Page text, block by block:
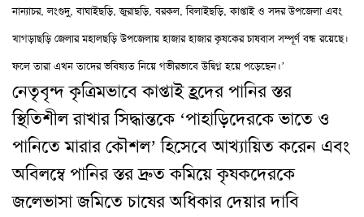
নান্যাচর, লংগুদু, বাঘাইছড়ি, জুরাছড়ি, বরকল, বিলাইছড়ি, কাপ্তাই ও সদর উপজেলা এবং
খাগড়াছড়ি জেলার মহালছড়ি উপজেলায় হাজার হাজার কৃষকের চাষবাস সম্পূর্ণ বন্ধ রয়েছে।
ফলে তারা এখন তাদের ভবিষ্যত নিয়ে গভীরভাবে উদ্বিগ্ন হয়ে পড়েছেন।’
নেতৃবৃন্দ কৃত্রিমভাবে কাপ্তাই হ্রদের পানির স্তর
স্থিতিশীল রাখার সিদ্ধান্তকে ‘পাহাড়িদেরকে ভাতে ও
পানিতে মারার কৌশল’ হিসেবে আখ্যায়িত করেন এবং
অবিলম্বে পানির স্তর দ্রুত কমিয়ে কৃষকদেরকে
জলেভাসা জমিতে চাষের অধিকার দেয়ার দাবি